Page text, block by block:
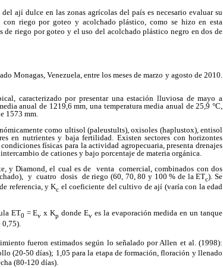
ají dulce en las zonas agrícolas del país es necesario evaluar su
riego por goteo y acolchado plástico, como se hizo en esta
riego por goteo y el uso del acolchado plástico negro en dos de
Monagas, Venezuela, entre los meses de marzo y agosto de 2010.
caracterizado por presentar una estación lluviosa de mayo a
anual de 1219,6 mm, una temperatura media anual de 25,9 °C,
1573 mm.
como ultisol (paleustults), oxisoles (haplustox), entisol
en nutrientes y baja fertilidad. Existen sectores con horizontes
físicas para la actividad agropecuaria, presenta drenajes
de cationes y bajo porcentaje de materia orgánica.
y Diamond, el cual es de venta comercial, combinados con dos
y cuatro dosis de riego (60, 70, 80 y 100 % de laETc). Se
referencia, y Kc el coeficiente del cultivo de ají (varía con la edad
ET0 = Ev x Kp donde Eves la evaporación medida en untanque
fueron estimados según lo señalado por Allen et al. (1998):
(20-50 días); 1,05 para la etapa de formación, floración y llenado
(80-120 días).